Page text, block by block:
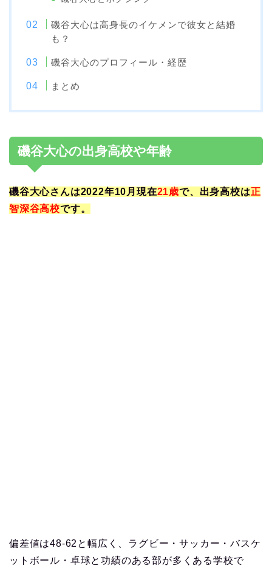
磯谷大心は高身長のイケメンで彼女と結婚
も？
磯谷大心のプロフィール・経歴
まとめ
磯谷大心の出身高校や年齢
磯谷大心さんは2022年10月現在21歳で、出身高校は正
智深谷高校です。
偏差値は48-62と幅広く、ラグビー・サッカー・バスケ
ットボール・卓球と功績のある部が多くある学校で